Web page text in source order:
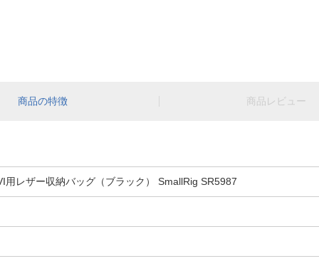
商品の特徴 商品レビュー
レザー収納バッグ（ブラック） SmallRig SR5987